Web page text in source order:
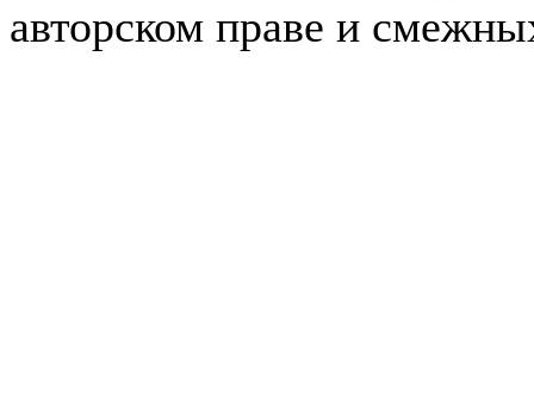
авторском праве и